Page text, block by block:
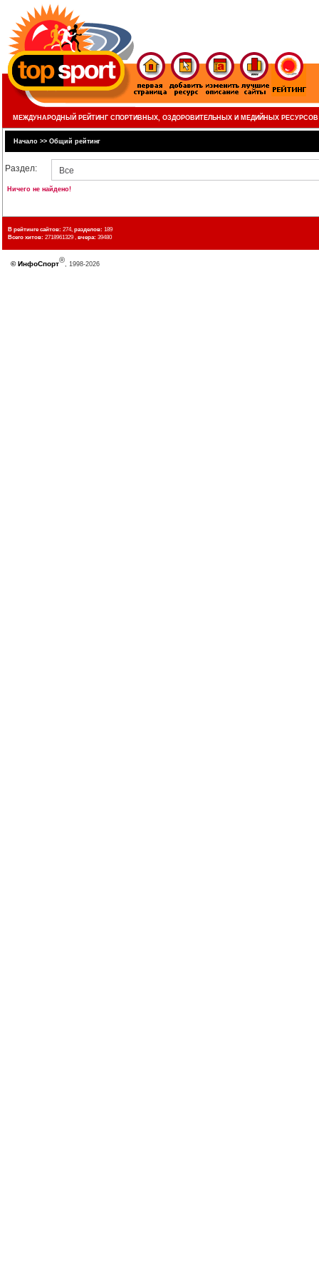
МЕЖДУНАРОДНЫЙ РЕЙТИНГ СПОРТИВНЫХ, ОЗДОРОВИТЕЛЬНЫХ И МЕДИЙНЫХ РЕСУРСОВ
Начало >> Общий рейтинг
Раздел: Все
Ничего не найдено!
В рейтинге сайтов: 274, разделов: 189
Всего хитов: 2718961329 , вчера: 39480
© ИнфоСпорт®
, 1998-2026